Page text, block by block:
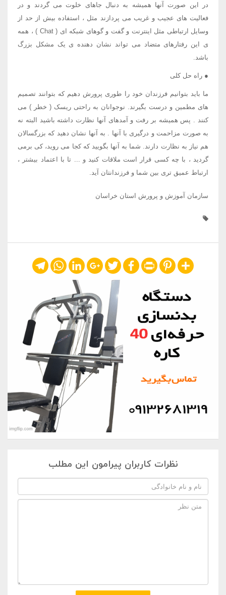
در این صورت آنها همیشه به دنبال جاهای خلوت می گردند و در
فعالیت های عجیب و غریب می پردازند مثل ، استفاده بیش از حد از
وسایل ارتباطی مثل اینترنت و گفت و گوهای شبکه ای ( Chat ) ، همه
ی این رفتارهای متضاد می تواند نشان دهنده ی یک مشکل بزرگ
باشد.
● راه حل کلی
ما باید بتوانیم فرزندان خود را طوری پرورش دهیم که بتوانند تصمیم
های مطمین و درست بگیرند. نوجوانان به راحتی ریسک ( خطر ) می
کنند . پس همیشه بر رفت و آمدهای آنها نظارت داشته باشید البته نه
به صورت مزاحمت و درگیری با آنها . به آنها نشان دهید که بزرگسالان
هم نیاز به نظارت دارند. شما به آنها بگویید که کجا می روید، کی برمی
گردید ، با چه کسی قرار است ملاقات کنید و ... تا با اعتماد بیشتر ،
ارتباط عمیق تری بین شما و فرزندانتان آید.
سازمان آموزش و پرورش استان خراسان
Share
Pinterest
Print
Facebook
Twitter
Google+
LinkedIn
WhatsApp
Telegram
نظرات کاربران پیرامون این مطلب